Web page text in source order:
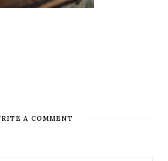
A COMMENT